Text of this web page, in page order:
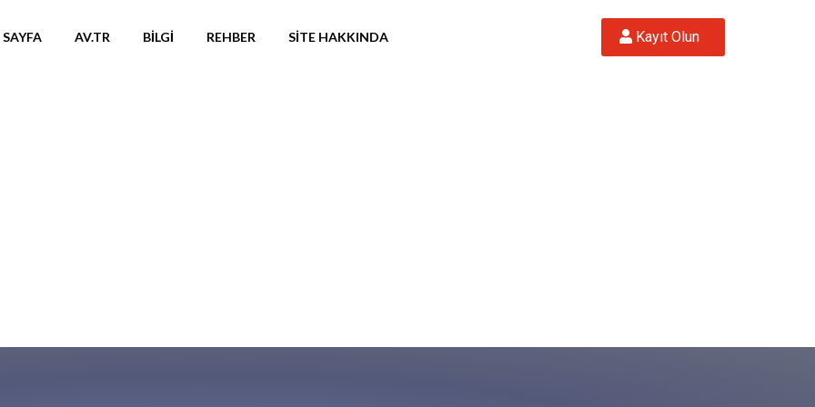
Kayıt Olun
AV.TR BILGI REHBER SITE HAKKINDA